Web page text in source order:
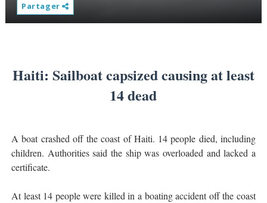
Partager
Haiti: Sailboat capsized causing at least
14 dead
A boat crashed off the coast of Haiti. 14 people died, including
children. Authorities said the ship was overloaded and lacked a
certificate.
At least 14 people were killed in a boating accident off the coast